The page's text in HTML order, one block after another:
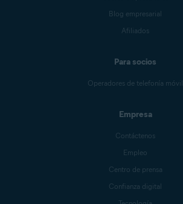
Blog empresarial
Afiliados
Para socios
Operadores de telefonía móvil
Empresa
Contáctenos
Empleo
Centro de prensa
Confianza digital